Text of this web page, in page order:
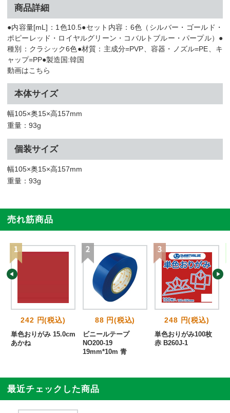
商品詳細
●内容量[mL]：1色10.5●セット内容：6色（シルバー・ゴールド・
ポピーレッド・ロイヤルグリーン・コバルトブルー・パープル）●
種別：クラシック6色●材質：主成分=PVP、容器・ノズル=PE、キ
ャップ=PP●製造国:韓国
動画はこちら
本体サイズ
幅105×奥15×高157mm
重量：93g
個装サイズ
幅105×奥15×高157mm
重量：93g
売れ筋商品
242 円(税込)
単色おりがみ 15.0cm
あかね
88 円(税込)
ビニールテープ
NO200-19
19mm*10m 青
248 円(税込)
単色おりがみ100枚
赤 B260J-1
最近チェックした商品